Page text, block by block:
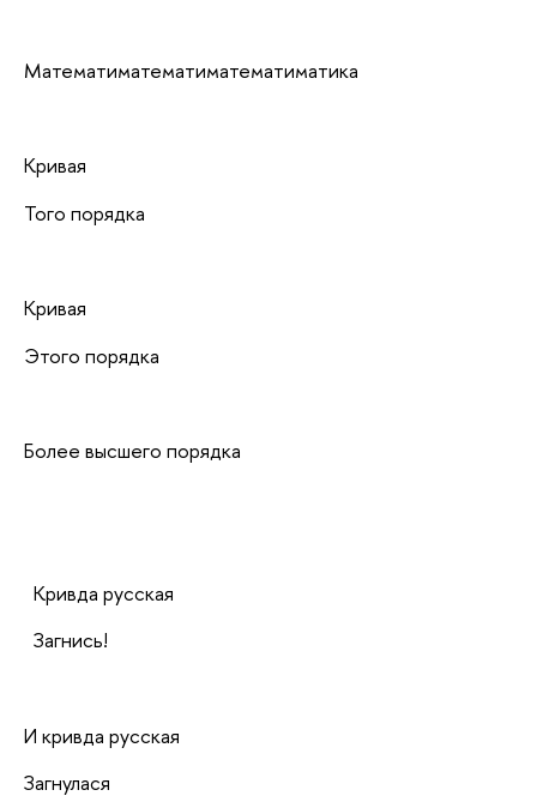
Математиматематиматематиматика
Кривая
Того порядка
Кривая
Этого порядка
Более высшего порядка
Кривда русская
Загнись!
И кривда русская
Загнулася